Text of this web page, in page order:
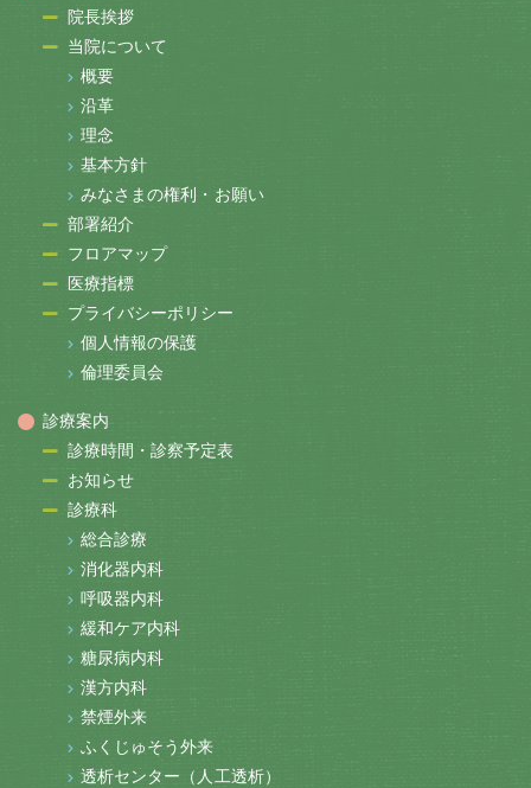
院長挨拶
当院について
概要
沿革
理念
基本方針
みなさまの権利・お願い
部署紹介
フロアマップ
医療指標
プライバシーポリシー
個人情報の保護
倫理委員会
診療案内
診療時間・診察予定表
お知らせ
診療科
総合診療
消化器内科
呼吸器内科
緩和ケア内科
糖尿病内科
漢方内科
禁煙外来
ふくじゅそう外来
透析センター（人工透析）